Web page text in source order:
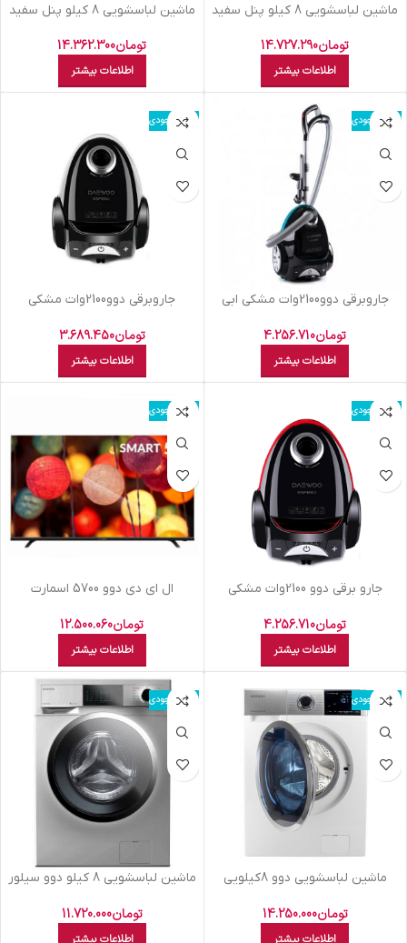
ماشين لباسشويي 8 کيلو پنل سفيد
تومان14.727.290
اطلاعات بیشتر
ماشين لباسشويي 8 کيلو پنل سفيد
تومان14.362.300
اطلاعات بیشتر
اتمام موجودی
جاروبرقي دوو2100وات مشکي ابي
تومان4.256.710
اطلاعات بیشتر
اتمام موجودی
جاروبرقي دوو2100وات مشکي
تومان3.689.450
اطلاعات بیشتر
اتمام موجودی
جارو برقي دوو 2100وات مشکي
تومان4.256.710
اطلاعات بیشتر
اتمام موجودی
ال اي دي دوو 5700 اسمارت
تومان12.500.060
اطلاعات بیشتر
اتمام موجودی
ماشين لباسشويي دوو 8کيلويي
تومان14.250.000
اطلاعات بیشتر
اتمام موجودی
ماشين لباسشويي 8 کيلو دوو سيلور
تومان11.720.000
اطلاعات بیشتر